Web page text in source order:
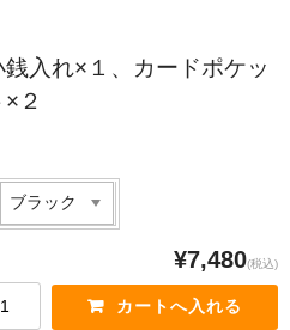
銭入れ×１、カードポケッ
２
¥7,480(税込)